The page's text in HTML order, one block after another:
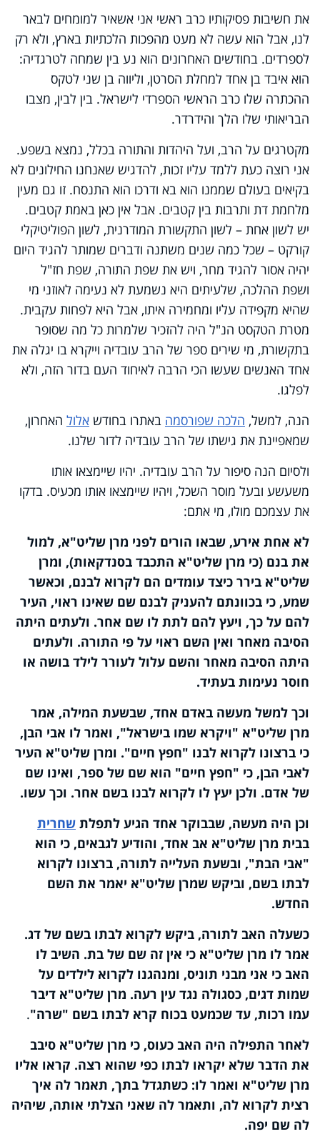
את חשיבות פסיקותיו כרב ראשי אני אשאיר למומחים לבאר
לנו, אבל הוא עשה לא מעט מהפכות הלכתיות בארץ, ולא רק
לספרדים. בחודשים האחרונים הוא נע בין שמחה לטרגדיה:
הוא איבד בן אחד למחלת הסרטן, וליווה בן שני לטקס
ההכתרה שלו כרב הראשי הספרדי לישראל. בין לבין, מצבו
הבריאותי שלו הלך והידרדר.
מקטרגים על הרב, ועל היהדות והתורה בכלל, נמצא בשפע.
אני רוצה כעת ללמד עליו זכות, להדגיש שאנחנו החילונים לא
בקיאים בעולם שממנו הוא בא ודרכו הוא התנסח. זו גם מעין
מלחמת דת ותרבות בין קטבים. אבל אין כאן באמת קטבים.
יש לשון אחת – לשון התקשורת המודרנית, לשון הפוליטיקלי
קורקט – שכל כמה שנים משתנה ודברים שמותר להגיד היום
יהיה אסור להגיד מחר, ויש את שפת התורה, שפת חז"ל
ושפת ההלכה, שלעיתים היא נשמעת לא נעימה לאוזני מי
שהיא מקפידה עליו ומחמירה איתו, אבל היא לפחות עקבית.
מטרת הטקסט הנ"ל היה להזכיר שלמרות כל מה שסופר
בתקשורת, מי שירים ספר של הרב עובדיה וייקרא בו יגלה את
אחד האנשים שעשו הכי הרבה לאיחוד העם בדור הזה, ולא
לפלגו.
הנה, למשל, הלכה שפורסמה באתרו בחודש אלול האחרון,
שמאפיינת את גישתו של הרב עובדיה לדור שלנו.
ולסיום הנה סיפור על הרב עובדיה. יהיו שיימצאו אותו
משעשע ובעל מוסר השכל, ויהיו שיימצאו אותו מכעיס. בדקו
את עצמכם מולו, מי אתם:
לא אחת אירע, שבאו הורים לפני מרן שליט"א, למול
את בנם (כי מרן שליט"א התכבד בסנדקאות), ומרן
שליט"א בירר כיצד עומדים הם לקרוא לבנם, וכאשר
שמע, כי בכוונתם להעניק לבנם שם שאינו ראוי, העיר
להם על כך, ויעץ להם לתת לו שם אחר. ולעתים היתה
הסיבה מאחר ואין השם ראוי על פי התורה. ולעתים
היתה הסיבה מאחר והשם עלול לעורר לילד בושה או
חוסר נעימות בעתיד.
וכך למשל מעשה באדם אחד, שבשעת המילה, אמר
מרן שליט"א "ויקרא שמו בישראל", ואמר לו אבי הבן,
כי ברצונו לקרוא לבנו "חפץ חיים". ומרן שליט"א העיר
לאבי הבן, כי "חפץ חיים" הוא שם של ספר, ואינו שם
של אדם. ולכן יעץ לו לקרוא לבנו בשם אחר. וכך עשו.
וכן היה מעשה, שבבוקר אחד הגיע לתפלת שחרית
בבית מרן שליט"א אב אחד, והודיע לגבאים, כי הוא
"אבי הבת", ובשעת העלייה לתורה, ברצונו לקרוא
לבתו בשם, וביקש שמרן שליט"א יאמר את השם
החדש.
כשעלה האב לתורה, ביקש לקרוא לבתו בשם של דג.
אמר לו מרן שליט"א כי אין זה שם של בת. השיב לו
האב כי אני מבני תוניס, ומנהגנו לקרוא לילדים על
שמות דגים, כסגולה נגד עין רעה. מרן שליט"א דיבר
עמו רכות, עד שכמעט בכוח קרא לבתו בשם "שרה"
.
לאחר התפילה היה האב כעוס, כי מרן שליט"א סיבב
את הדבר שלא יקראו לבתו כפי שהוא רצה. קראו אליו
מרן שליט"א ואמר לו: כשתגדל בתך, תאמר לה איך
רצית לקרוא לה, ותאמר לה שאני הצלתי אותה, שיהיה
לה שם יפה.